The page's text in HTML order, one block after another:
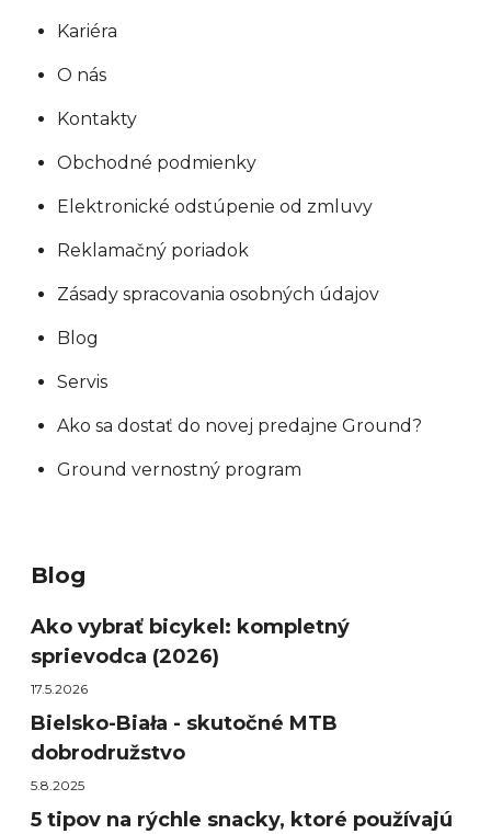
Kariéra
O nás
Kontakty
Obchodné podmienky
Elektronické odstúpenie od zmluvy
Reklamačný poriadok
Zásady spracovania osobných údajov
Blog
Servis
Ako sa dostať do novej predajne Ground?
Ground vernostný program
Blog
Ako vybrať bicykel: kompletný
sprievodca (2026)
17.5.2026
Bielsko-Biała - skutočné MTB
dobrodružstvo
5.8.2025
5 tipov na rýchle snacky, ktoré používajú